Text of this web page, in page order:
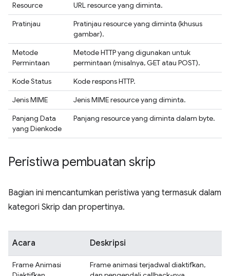
Resource
URL resource yang diminta.
Pratinjau
Pratinjau resource yang diminta (khusus
gambar).
Metode
Permintaan
Metode HTTP yang digunakan untuk
permintaan (misalnya, GET atau POST).
Kode Status
Kode respons HTTP.
Jenis MIME
Jenis MIME resource yang diminta.
Panjang Data
yang Dienkode
Panjang resource yang diminta dalam byte.
Peristiwa pembuatan skrip
Bagian ini mencantumkan peristiwa yang termasuk dalam
kategori Skrip dan propertinya.
Acara Deskripsi
Frame Animasi
Frame animasi terjadwal diaktifkan,